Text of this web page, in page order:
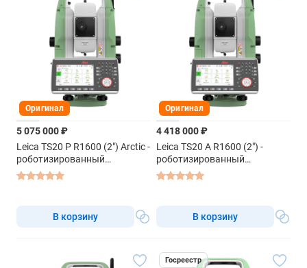
Оригинал
5 075 000 ₽
Leica TS20 P R1600 (2") Arctic -
роботизированный
тахеометр
В корзину
Оригинал
4 418 000 ₽
Leica TS20 A R1600 (2") -
роботизированный
тахеометр
В корзину
Госреестр